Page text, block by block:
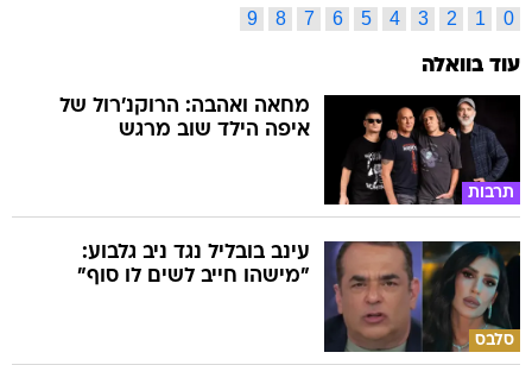
0
1
2
3
4
5
6
7
8
9
עוד בוואלה
תרבות
מחאה ואהבה: הרוקנ'רול של
איפה הילד שוב מרגש
סלבס
עינב בובליל נגד ניב גלבוע:
"מישהו חייב לשים לו סוף"